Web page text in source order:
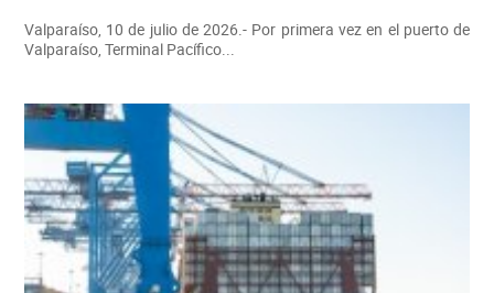
Valparaíso, 10 de julio de 2026.- Por primera vez en el puerto de
Valparaíso, Terminal Pacífico...